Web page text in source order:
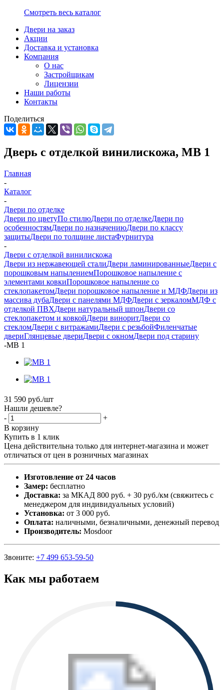
Смотреть весь каталог
Двери на заказ
Акции
Доставка и установка
Компания
О нас
Застройщикам
Лицензии
Наши работы
Контакты
Поделиться
Дверь с отделкой винилискожа, МВ 1
Главная
-
Каталог
-
Двери по отделке
Двери по цветуПо стилюДвери по отделкеДвери по
особенностямДвери по назначениюДвери по классу
защитыДвери по толщине листаФурнитура
-
Двери с отделкой винилискожа
Двери из нержавеющей сталиДвери ламинированныеДвери с
порошковым напылениемПорошковое напыление с
элементами ковкиПорошковое напыление со
стеклопакетомДвери порошковое напыление и МДФДвери из
массива дубаДвери с панелями МДФДвери с зеркаломМДФ с
отделкой ПВХДвери натуральный шпонДвери со
стеклопакетом и ковкойДвери виноритДвери со
стекломДвери с витражамиДвери с резьбойФиленчатые
двериГлянцевые двериДвери с окномДвери под старину
-МВ 1
31 590 руб./шт
Нашли дешевле?
-
+
В корзину
Купить в 1 клик
Цена действительна только для интернет-магазина и может
отличаться от цен в розничных магазинах
Изготовление от 24 часов
Замер: бесплатно
Доставка: за МКАД 800 руб. + 30 руб./км (свяжитесь с
менеджером для индивидуальных условий)
Установка: от 3 000 руб.
Оплата: наличными, безналичными, денежный перевод
Производитель: Mosdoor
Звоните: +7 499 653-59-50
Как мы работаем